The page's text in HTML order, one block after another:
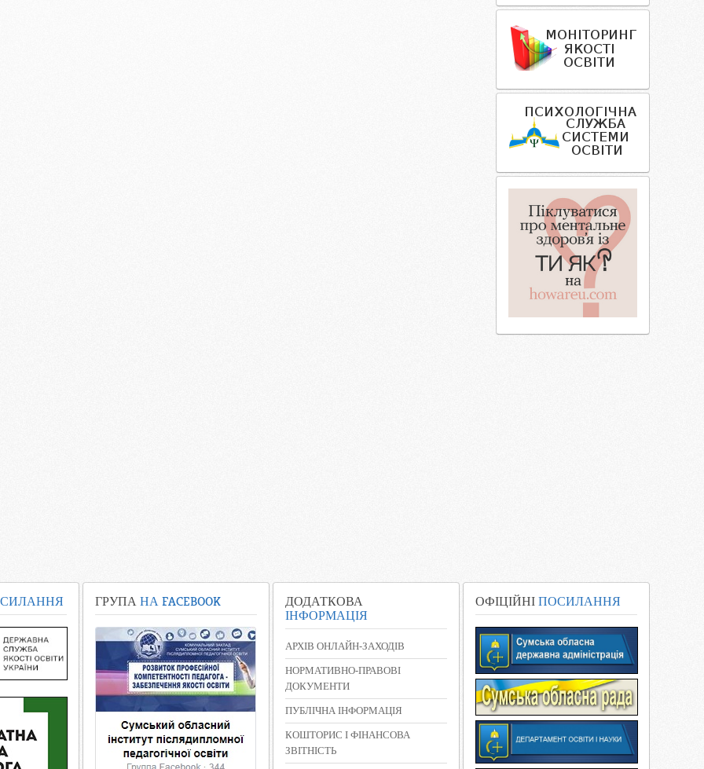
ГРУПА НА FACEBOOK
ДОДАТКОВА
ІНФОРМАЦІЯ
АРХІВ ОНЛАЙН-ЗАХОДІВ
НОРМАТИВНО-ПРАВОВІ
ДОКУМЕНТИ
ПУБЛІЧНА ІНФОРМАЦІЯ
КОШТОРИС І ФІНАНСОВА
ЗВІТНІСТЬ
ОФІЦІЙНІ ПОСИЛАННЯ